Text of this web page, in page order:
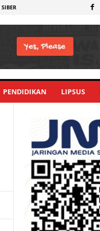
PENDIDIKAN LIPSUS